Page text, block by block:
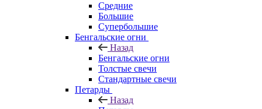
Средние
Большие
Супербольшие
Бенгальские огни
Назад
Бенгальские огни
Толстые свечи
Стандартные свечи
Петарды
Назад